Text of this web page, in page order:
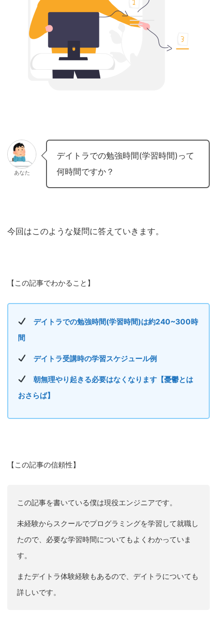
あなた
デイトラでの勉強時間(学習時間)って
何時間ですか？
今回はこのような疑問に答えていきます。
【この記事でわかること】
デイトラでの勉強時間(学習時間)は約240~300時
間
デイトラ受講時の学習スケジュール例
朝無理やり起きる必要はなくなります【憂鬱とは
おさらば】
【この記事の信頼性】
この記事を書いている僕は現役エンジニアです。
未経験からスクールでプログラミングを学習して就職し
たので、必要な学習時間についてもよくわかっていま
す。
またデイトラ体験経験もあるので、デイトラについても
詳しいです。